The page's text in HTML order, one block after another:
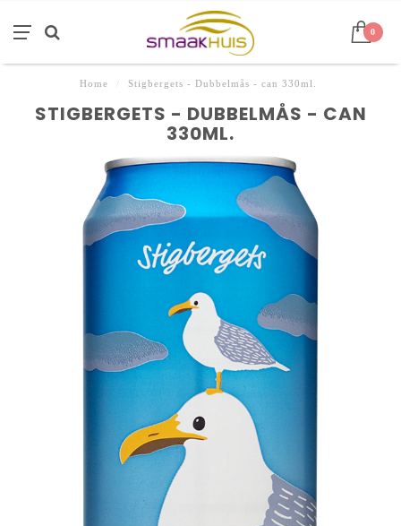
0
Home Stigbergets - Dubbelmås - can 330ml.
STIGBERGETS - DUBBELMÅS - CAN
330ML.